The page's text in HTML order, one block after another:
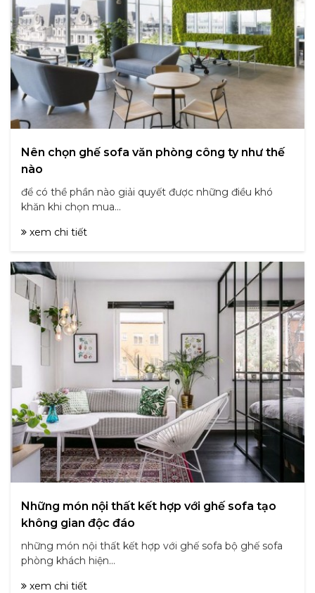
Nên chọn ghế sofa văn phòng công ty như thế
nào
để có thề phần nào giải quyết được những điều khó
khăn khi chọn mua...
xem chi tiết
Những món nội thất kết hợp với ghế sofa tạo
không gian độc đáo
những món nội thất kết hợp với ghế sofa bộ ghế sofa
phòng khách hiện...
xem chi tiết